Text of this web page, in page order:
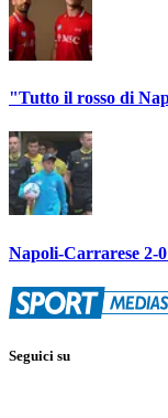
"Tutto il rosso di
Napoli-Carrarese 2-
Seguici su